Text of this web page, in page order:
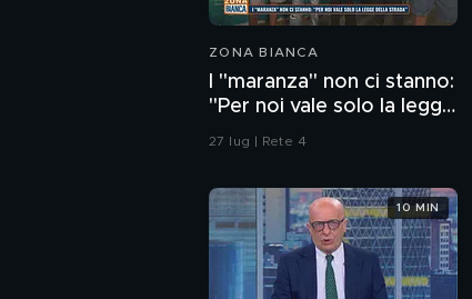
ZONA BIANCA
I "maranza" non ci stanno:
"Per noi vale solo la legge
della strada"
27 lug | Rete 4
10 MIN